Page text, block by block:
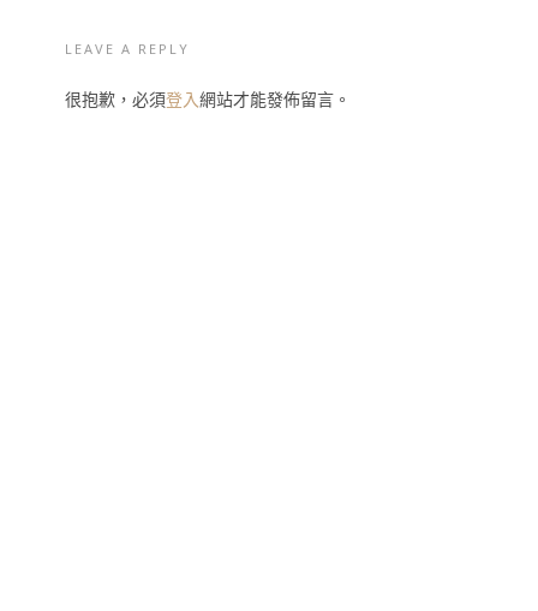
LEAVE A REPLY
很抱歉，必須登入網站才能發佈留言。